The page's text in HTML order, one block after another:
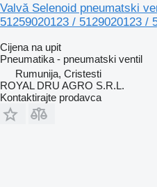
Valvă Selenoid pneumatski
51259020123 / 5129020123 /
Cijena na upit
Pneumatika - pneumatski ventil
Rumunija, Cristesti
ROYAL DRU AGRO S.R.L.
Kontaktirajte prodavca